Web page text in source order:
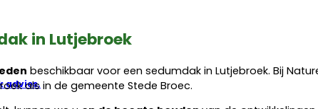
advies.
in Lutjebroek
beschikbaar voor een sedumdak in Lutjebroek. Bij
als in de gemeente Stede Broec.